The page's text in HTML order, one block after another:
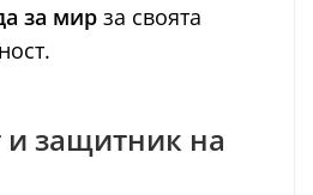
за мир за своята
и защитник на